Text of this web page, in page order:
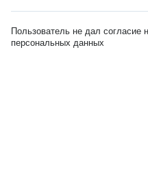
Пользователь не дал согласие
персональных данных